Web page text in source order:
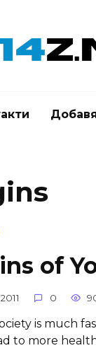
of
0
is much
to more